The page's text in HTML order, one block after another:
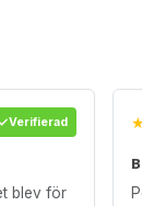
Verifierad
blev för